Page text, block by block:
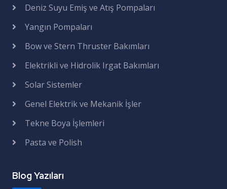
Deniz Suyu Emiş ve Atış Pompaları
Yangın Pompaları
Bow ve Stern Thruster Bakımları
Elektrikli ve Hidrolik Irgat Bakımları
Solar Sistemler
Genel Elektrik ve Mekanik İşler
Tekne Boya İşlemleri
Pasta ve Polish
Blog Yazıları